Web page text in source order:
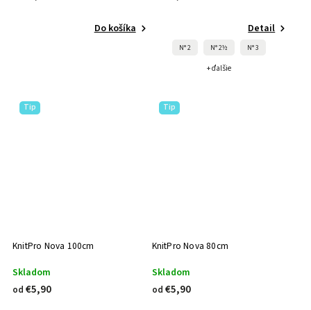
Do košíka Detail
N° 2 N° 2½ N° 3
+ ďalšie
Tip
KnitPro Nova 100cm
Skladom
od €5,90
Tip
KnitPro Nova 80cm
Skladom
od €5,90